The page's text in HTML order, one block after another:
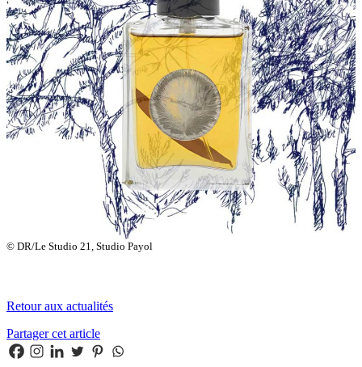
© DR/Le Studio 21, Studio Payol
Retour aux actualités
Partager cet article